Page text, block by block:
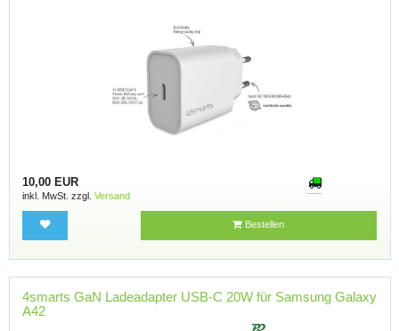
10,00 EUR
inkl. MwSt. zzgl. Versand
Bestellen
4smarts GaN Ladeadapter USB-C 20W für Samsung Galaxy
A42